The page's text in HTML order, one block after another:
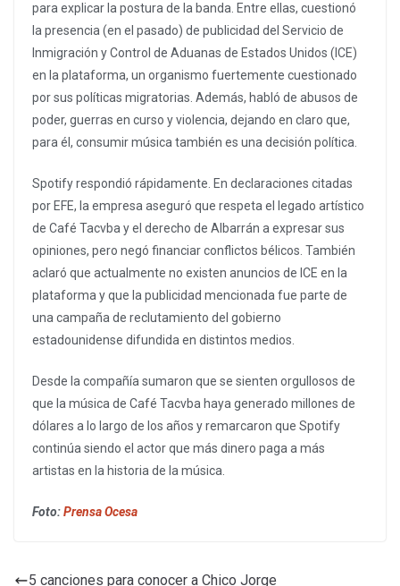
para explicar la postura de la banda. Entre ellas, cuestionó
la presencia (en el pasado) de publicidad del Servicio de
Inmigración y Control de Aduanas de Estados Unidos (ICE)
en la plataforma, un organismo fuertemente cuestionado
por sus políticas migratorias. Además, habló de abusos de
poder, guerras en curso y violencia, dejando en claro que,
para él, consumir música también es una decisión política.
Spotify respondió rápidamente. En declaraciones citadas
por EFE, la empresa aseguró que respeta el legado artístico
de Café Tacvba y el derecho de Albarrán a expresar sus
opiniones, pero negó financiar conflictos bélicos. También
aclaró que actualmente no existen anuncios de ICE en la
plataforma y que la publicidad mencionada fue parte de
una campaña de reclutamiento del gobierno
estadounidense difundida en distintos medios.
Desde la compañía sumaron que se sienten orgullosos de
que la música de Café Tacvba haya generado millones de
dólares a lo largo de los años y remarcaron que Spotify
continúa siendo el actor que más dinero paga a más
artistas en la historia de la música.
Foto:Prensa Ocesa
5 canciones para conocer a Chico Jorge